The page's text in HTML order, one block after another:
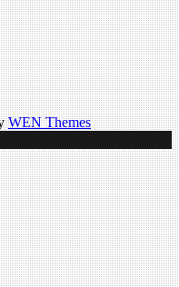
WEN Themes